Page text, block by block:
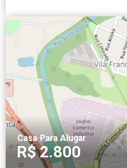
Casa· Para Alugar
R$ 2.800